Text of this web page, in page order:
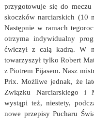
przygotowuje się do meczu
skoczków narciarskich (10
Następnie w ramach
otrzyma indywidualny
ćwiczył z całą kadrą. W
towarzyszył tylko Robert
z Piotrem Fijasem. Nasz
Prix. Możliwe jednak, że
Związku Narciarskiego i
wystąpi też, niestety,
nowe przepisy Pucharu